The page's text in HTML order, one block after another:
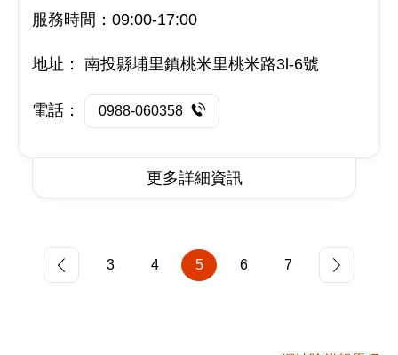
服務時間：09:00-17:00
地址： 南投縣埔里鎮桃米里桃米路3l-6號
電話： 0988-060358
更多詳細資訊
3 4 5 6 7